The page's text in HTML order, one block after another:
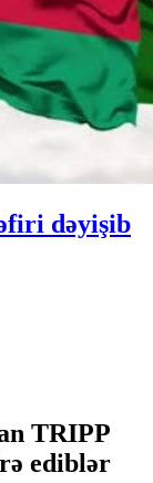
dəyişib
TRIPP
ediblər